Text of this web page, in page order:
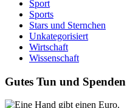
Sport
Sports
Stars und Sternchen
Unkategorisiert
Wirtschaft
Wissenschaft
Gutes Tun und Spenden